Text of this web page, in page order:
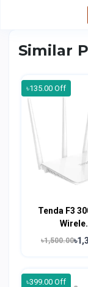
Similar
৳135.00 Off
Tenda F3
৳1,500.00
৳399.00 Off